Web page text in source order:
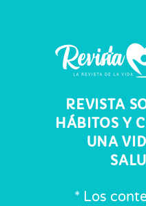
REVISTA
HÁBITOS Y
UNA
* Los